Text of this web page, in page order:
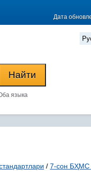
Дата
языка
/ 7-сон БҲМС